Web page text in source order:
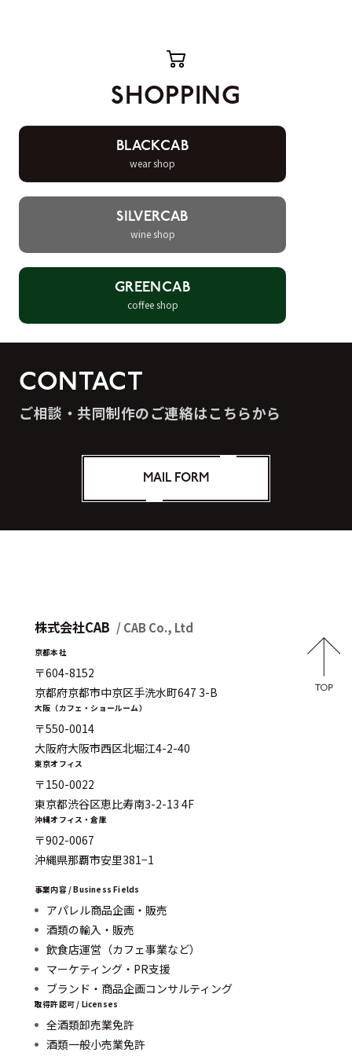
SHOPPING
BLACKCAB
wear shop
SILVERCAB
wine shop
GREENCAB
coffee shop
CONTACT
ご相談・共同制作のご連絡はこちらから
MAIL FORM
株式会社CAB / CAB Co., Ltd
京都本社
〒604-8152
京都府京都市中京区手洗水町647 3-B
大阪（カフェ・ショールーム）
〒550-0014
大阪府大阪市西区北堀江4-2-40
東京オフィス
〒150-0022
東京都渋谷区恵比寿南3-2-13 4F
沖縄オフィス・倉庫
〒902-0067
沖縄県那覇市安里381−1
事業内容 / Business Fields
アパレル商品企画・販売
酒類の輸入・販売
飲食店運営（カフェ事業など）
マーケティング・PR支援
ブランド・商品企画コンサルティング
取得許認可 / Licenses
全酒類卸売業免許
酒類一般小売業免許